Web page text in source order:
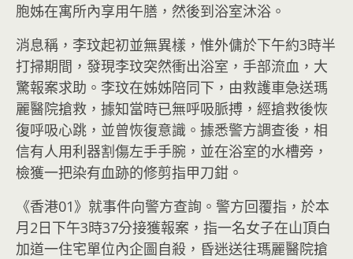
胞姊在寓所內享用午膳，然後到浴室沐浴。
消息稱，李玟起初並無異樣，惟外傭於下午約3時半
打掃期間，發現李玟突然衝出浴室，手部流血，大
驚報案求助。李玟在姊姊陪同下，由救護車急送瑪
麗醫院搶救，據知當時已無呼吸脈搏，經搶救後恢
復呼吸心跳，並曾恢復意識。據悉警方調查後，相
信有人用利器割傷左手手腕，並在浴室的水槽旁，
檢獲一把染有血跡的修剪指甲刀鉗。
《香港01》就事件向警方查詢。警方回覆指，於本
月2日下午3時37分接獲報案，指一名女子在山頂白
加道一住宅單位內企圖自殺，昏迷送往瑪麗醫院搶